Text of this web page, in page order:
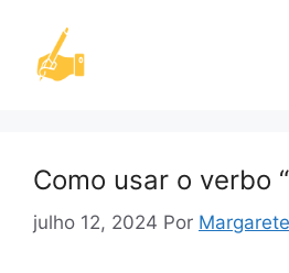
Como usar o verbo
julho 12, 2024 Por